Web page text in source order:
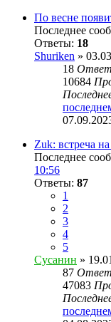
По весне
Последнее
Ответы: 18
Shuriken »
18
10684
Zuk: встреча
Последнее
10:56
Ответы: 87
1
2
3
4
5
Сусанин »
87
47083